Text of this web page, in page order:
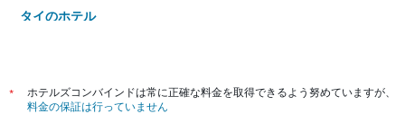
タイのホテル
*
ホテルズコンバインドは常に正確な料金を取得できるよう努めていますが、
料金の保証は行っていません